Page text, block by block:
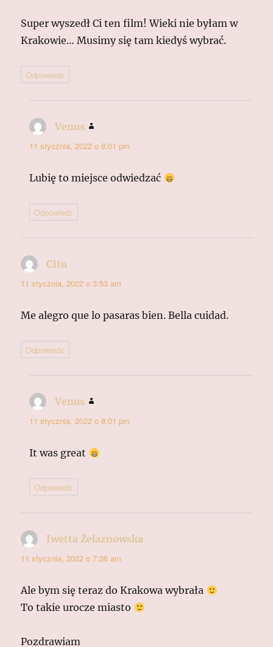
Super wyszedł Ci ten film! Wieki nie byłam w
Krakowie… Musimy się tam kiedyś wybrać.
Odpowiedz
Venus
11 stycznia, 2022 o 8:01 pm
Lubię to miejsce odwiedzać
Odpowiedz
Citu
11 stycznia, 2022 o 3:53 am
Me alegro que lo pasaras bien. Bella cuidad.
Odpowiedz
Venus
11 stycznia, 2022 o 8:01 pm
It was great
Odpowiedz
Iwetta Żelaznowska
11 stycznia, 2022 o 7:36 am
Ale bym się teraz do Krakowa wybrała
To takie urocze miasto
Pozdrawiam